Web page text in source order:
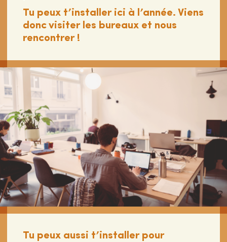
Tu peux t’installer ici à l’année. Viens
donc visiter les bureaux et nous
rencontrer !
Tu peux aussi t’installer pour